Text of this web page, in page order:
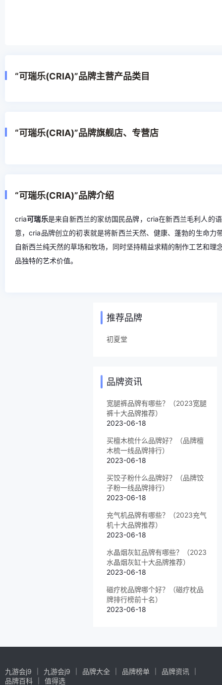
“可瑞乐(CRIA)”品牌主营产品类目
“可瑞乐(CRIA)”品牌旗舰店、专营店
“可瑞乐(CRIA)”品牌介绍
cria可瑞乐是来自新西兰的家纺国民品牌，cria在新西兰毛利人的
意，cria品牌创立的初衷就是将新西兰天然、健康、蓬勃的生命
自新西兰纯天然的草场和牧场，同时坚持精益求精的制作工艺和
品独特的艺术价值。
推荐品牌
初夏堂
品牌资讯
宽腿裤品牌有哪些？（2023宽腿
裤十大品牌推荐）
2023-06-18
买檀木梳什么品牌好？（品牌檀
木梳一线品牌排行）
2023-06-18
买饺子粉什么品牌好？（品牌饺
子粉一线品牌排行）
2023-06-18
充气机品牌有哪些？（2023充气
机十大品牌推荐）
2023-06-18
水晶烟灰缸品牌有哪些？（2023
水晶烟灰缸十大品牌推荐）
2023-06-18
磁疗枕品牌哪个好？（磁疗枕品
牌排行榜前十名）
2023-06-18
九游会j9 九游会j9 品牌大全 品牌榜单
品牌资讯
品牌百科
值得选